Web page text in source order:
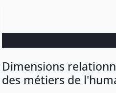
Dimensions
des métiers de